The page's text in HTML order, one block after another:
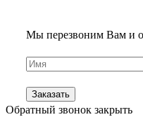
Мы перезвоним Вам и
Заказать
Обратный звонок закрыть